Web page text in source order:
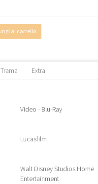
al carrello
Trama Extra
Video - Blu-Ray
Lucasfilm
Walt Disney Studios Home
Entertainment